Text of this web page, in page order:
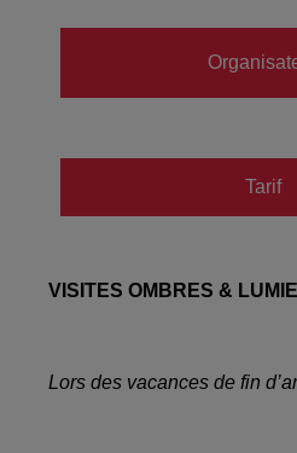
Tarif
VISITES OMBRES &
Lors des vacances de fin